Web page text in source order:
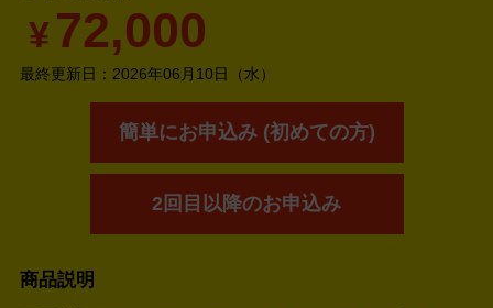
¥72,000
最終更新日： 2026年06月10日（水）
簡単にお申込み (初めての方)
2回目以降のお申込み
商品説明